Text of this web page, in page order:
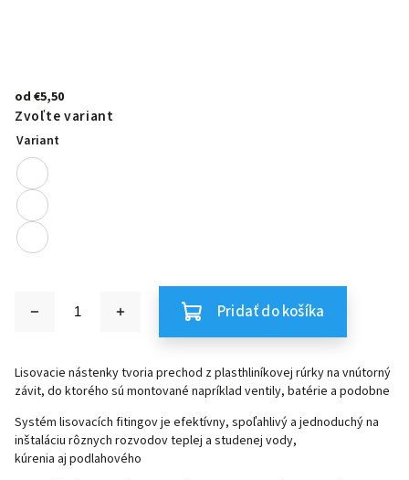
od €5,50
Zvoľte variant
Variant
Pridať do košíka
Lisovacie nástenkytvoria prechod z plasthliníkovej rúrky na vnútorný
závit, do ktorého sú montované napríklad ventily, batérie a podobne
Systém lisovacích fitingov je efektívny, spoľahlivý a jednoduchý na
inštaláciu rôznych rozvodov teplej a studenej vody,
kúrenia aj podlahového